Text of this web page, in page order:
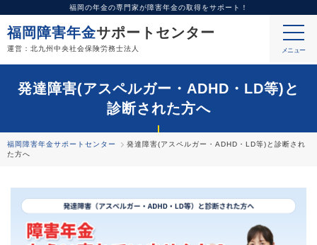
福岡の年金の専門家が障害年金の取得をサポート！
福岡障害年金サポートセンター
運営：北九州中央社会保険労務士法人
発達障害(アスペルガー・ADHD・LD等)と
診断された方へ
福岡障害年金サポートセンター
発達障害(アスペルガー・ADHD・LD等)と診断され
た方へ